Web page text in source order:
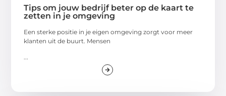
Tips om jouw bedrijf beter op de kaart te
zetten in je omgeving
Een sterke positie in je eigen omgeving zorgt voor meer
klanten uit de buurt. Mensen
...